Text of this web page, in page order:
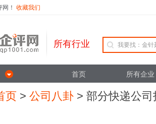
！ 收藏我们
所有行业
首页 所有企业
页 > 公司八卦 > 部分快递公